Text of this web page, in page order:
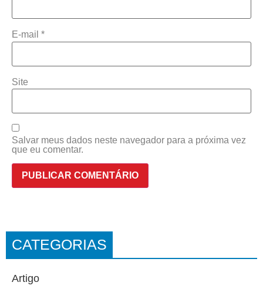
E-mail *
Site
Salvar meus dados neste navegador para a próxima vez
que eu comentar.
CATEGORIAS
Artigo